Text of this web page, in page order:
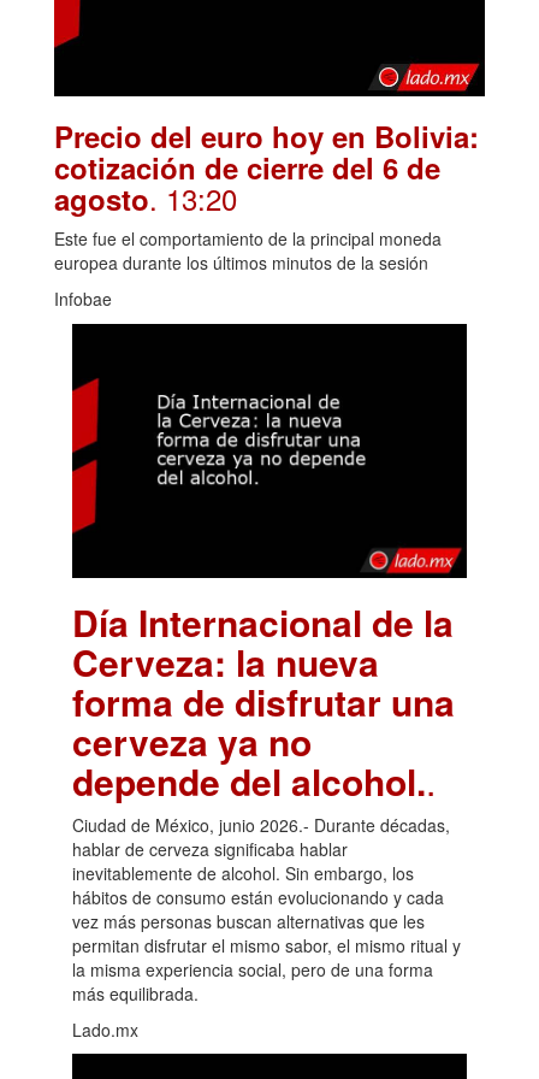
Precio del euro hoy en Bolivia:
cotización de cierre del 6 de
agosto. 13:20
Este fue el comportamiento de la principal moneda
europea durante los últimos minutos de la sesión
Infobae
Día Internacional de la
Cerveza: la nueva
forma de disfrutar una
cerveza ya no
depende del alcohol..
Ciudad de México, junio 2026.- Durante décadas,
hablar de cerveza significaba hablar
inevitablemente de alcohol. Sin embargo, los
hábitos de consumo están evolucionando y cada
vez más personas buscan alternativas que les
permitan disfrutar el mismo sabor, el mismo ritual y
la misma experiencia social, pero de una forma
más equilibrada.
Lado.mx